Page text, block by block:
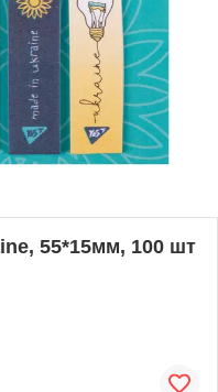
55*15мм, 100 шт